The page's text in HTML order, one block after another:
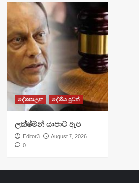
දේශපාලන දේශීය පුවත්
ලක්ෂ්මන් යාපාට ඇප
Editor3
August 7, 2026
0